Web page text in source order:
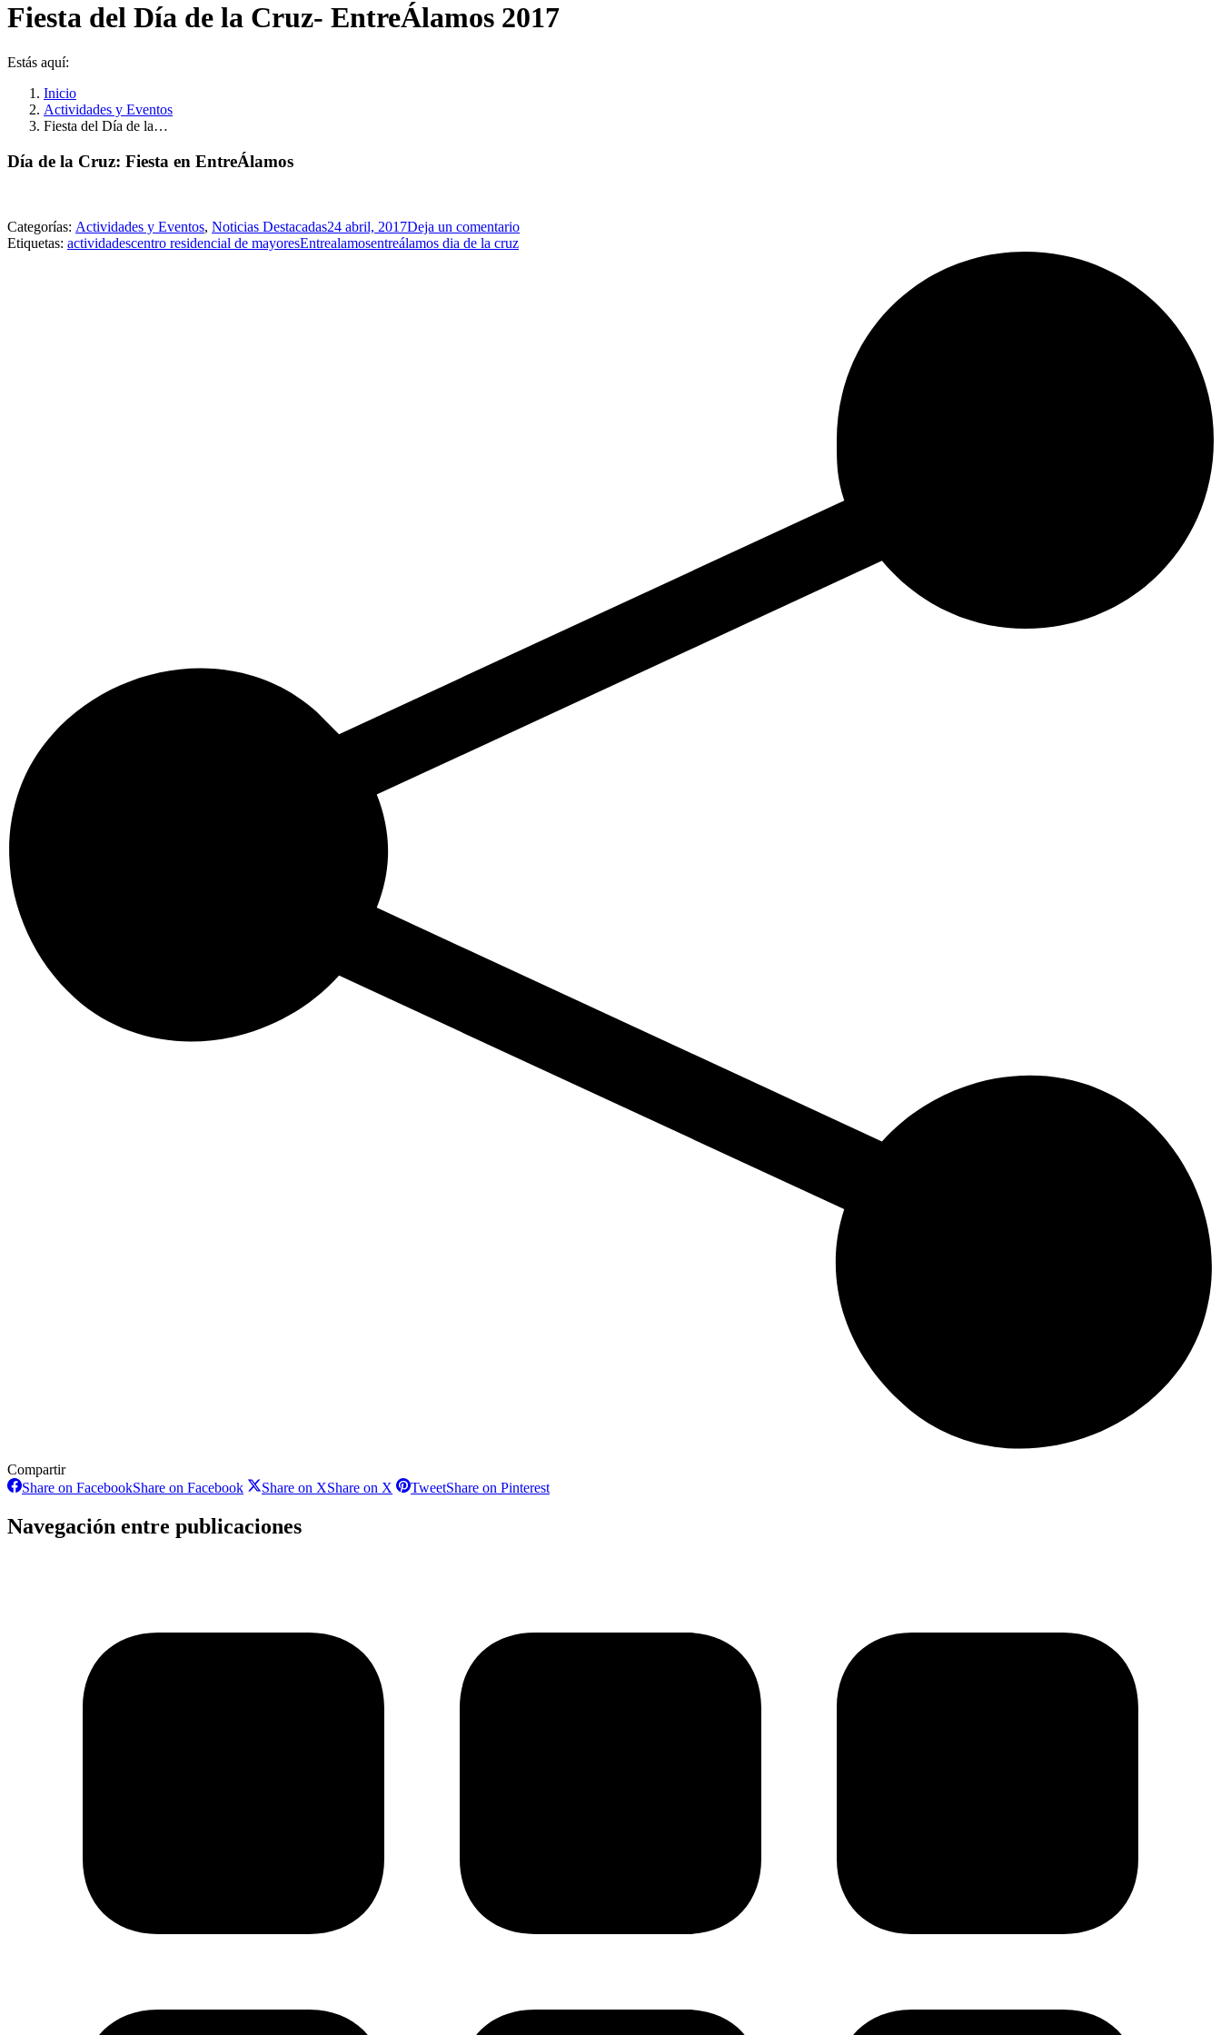
Fiesta del Día de la Cruz- EntreÁlamos 2017
Estás aquí:
Inicio
Actividades y Eventos
Fiesta del Día de la…
Día de la Cruz: Fiesta en EntreÁlamos
Categorías: Actividades y Eventos, Noticias Destacadas24 abril, 2017Deja un comentario
Etiquetas: actividadescentro residencial de mayoresEntrealamosentreálamos dia de la cruz
Compartir
Share on FacebookShare on Facebook Share on XShare on X TweetShare on Pinterest
Navegación entre publicaciones